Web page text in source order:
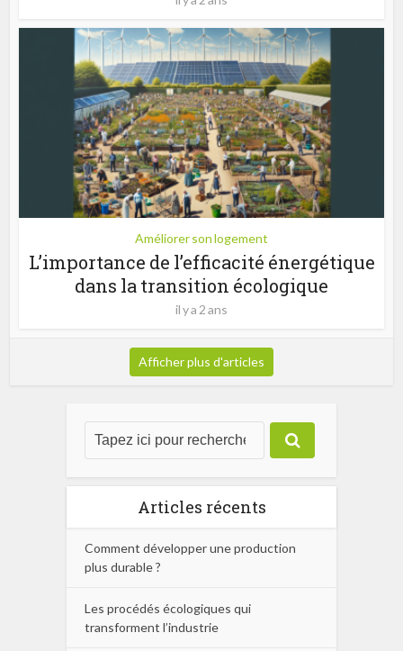
Améliorer son logement
L’importance de l’efficacité énergétique
dans la transition écologique
il y a 2 ans
Afficher plus d'articles
Articles récents
Comment développer une production
plus durable ?
Les procédés écologiques qui
transforment l’industrie